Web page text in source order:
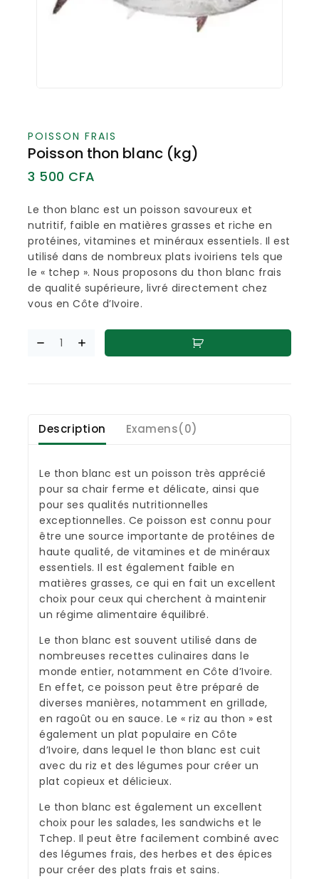
POISSON FRAIS
Poisson thon blanc (kg)
3 500 CFA
Le thon blanc est un poisson savoureux et
nutritif, faible en matières grasses et riche en
protéines, vitamines et minéraux essentiels. Il est
utilisé dans de nombreux plats ivoiriens tels que
le « tchep ». Nous proposons du thon blanc frais
de qualité supérieure, livré directement chez
vous en Côte d’Ivoire.
Description Examens(0)
Le thon blanc est un poisson très apprécié
pour sa chair ferme et délicate, ainsi que
pour ses qualités nutritionnelles
exceptionnelles. Ce poisson est connu pour
être une source importante de protéines de
haute qualité, de vitamines et de minéraux
essentiels. Il est également faible en
matières grasses, ce qui en fait un excellent
choix pour ceux qui cherchent à maintenir
un régime alimentaire équilibré.
Le thon blanc est souvent utilisé dans de
nombreuses recettes culinaires dans le
monde entier, notamment en Côte d’Ivoire.
En effet, ce poisson peut être préparé de
diverses manières, notamment en grillade,
en ragoût ou en sauce. Le « riz au thon » est
également un plat populaire en Côte
d’Ivoire, dans lequel le thon blanc est cuit
avec du riz et des légumes pour créer un
plat copieux et délicieux.
Le thon blanc est également un excellent
choix pour les salades, les sandwichs et le
Tchep. Il peut être facilement combiné avec
des légumes frais, des herbes et des épices
pour créer des plats frais et sains.